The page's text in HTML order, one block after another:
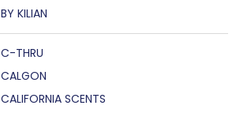
BY KILIAN
C-THRU
CALGON
CALIFORNIA SCENTS